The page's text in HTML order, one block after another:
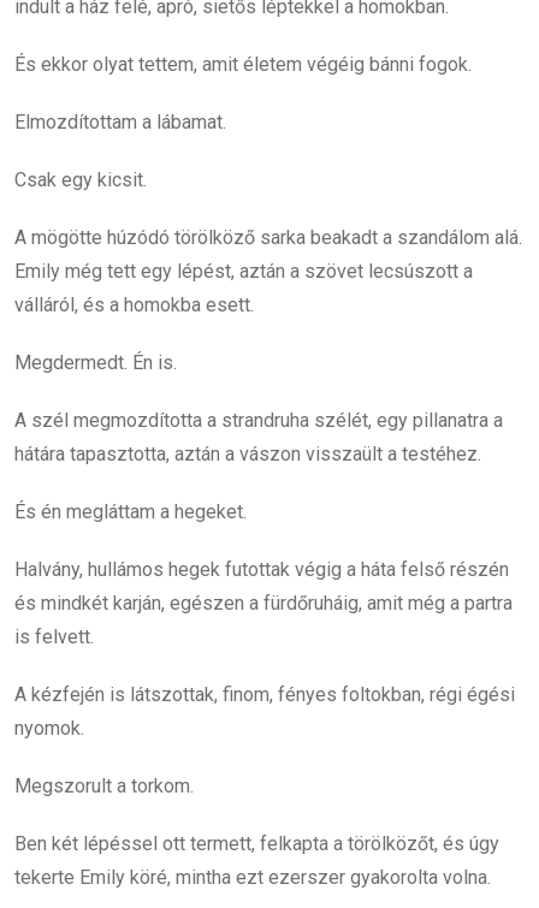
indult a ház felé, apró, sietős léptekkel a homokban.
És ekkor olyat tettem, amit életem végéig bánni fogok.
Elmozdítottam a lábamat.
Csak egy kicsit.
A mögötte húzódó törölköző sarka beakadt a szandálom alá.
Emily még tett egy lépést, aztán a szövet lecsúszott a
válláról, és a homokba esett.
Megdermedt. Én is.
A szél megmozdította a strandruha szélét, egy pillanatra a
hátára tapasztotta, aztán a vászon visszaült a testéhez.
És én megláttam a hegeket.
Halvány, hullámos hegek futottak végig a háta felső részén
és mindkét karján, egészen a fürdőruháig, amit még a partra
is felvett.
A kézfején is látszottak, finom, fényes foltokban, régi égési
nyomok.
Megszorult a torkom.
Ben két lépéssel ott termett, felkapta a törölközőt, és úgy
tekerte Emily köré, mintha ezt ezerszer gyakorolta volna.